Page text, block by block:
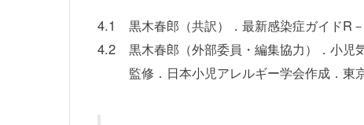
4.1
黒木春郎（共訳）．最新感染症ガイドR
4.2
黒木春郎（外部委員・編集協力）．小
監修．日本小児アレルギー学会作成．東